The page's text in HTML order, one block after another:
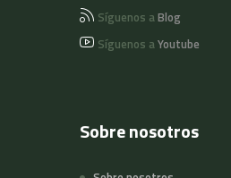
Síguenos aBlog
Síguenos aYoutube
Sobre nosotros